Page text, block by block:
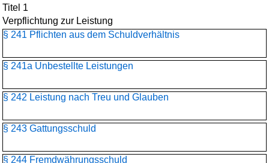
Titel 1
Verpflichtung zur Leistung
§ 241 Pflichten aus dem Schuldverhältnis
§ 241a Unbestellte Leistungen
§ 242 Leistung nach Treu und Glauben
§ 243 Gattungsschuld
§ 244 Fremdwährungsschuld